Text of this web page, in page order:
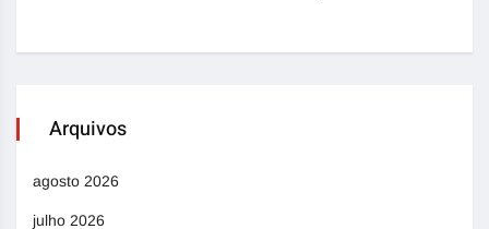
Arquivos
agosto 2026
julho 2026